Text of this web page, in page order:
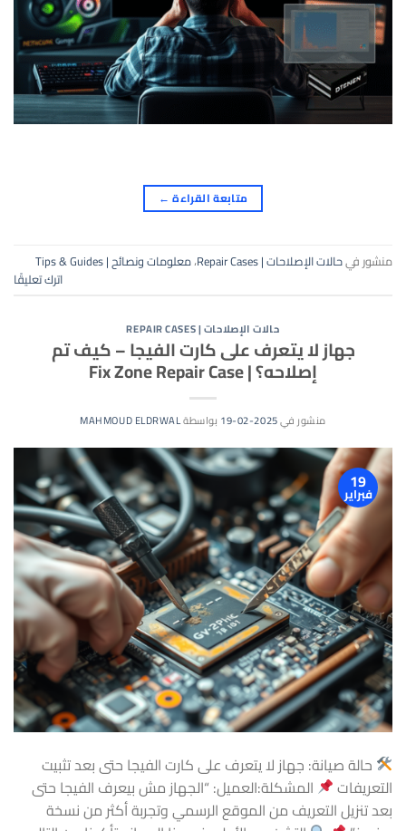
متابعة القراءة ←
منشور فيحالات الإصلاحات | Repair Cases ،معلومات ونصائح | Tips & Guides
اترك تعليقًا
حالات الإصلاحات | REPAIR CASES
جهاز لا يتعرف على كارت الفيجا – كيف تم
إصلاحه؟ | Fix Zone Repair Case
منشور في2025-02-19 بواسطةMAHMOUD ELDRWAL
19
فبراير
حالة صيانة: جهاز لا يتعرف على كارت الفيجا حتى بعد تثبيت
التعريفات
المشكلة:العميل: “الجهاز مش بيعرف الفيجا حتى
بعد تنزيل التعريف من الموقع الرسمي وتجربة أكثر من نسخة